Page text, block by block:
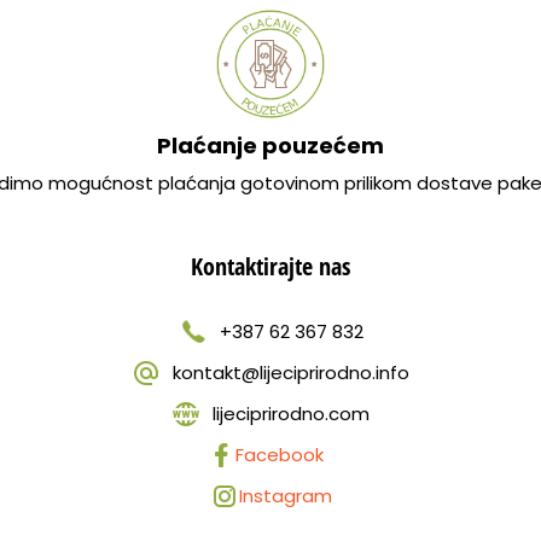
Plaćanje pouzećem
mogućnost plaćanja gotovinom prilikom dostave
Kontaktirajte nas
+387 62 367 832
kontakt@lijeciprirodno.info
lijeciprirodno.com
Facebook
Instagram